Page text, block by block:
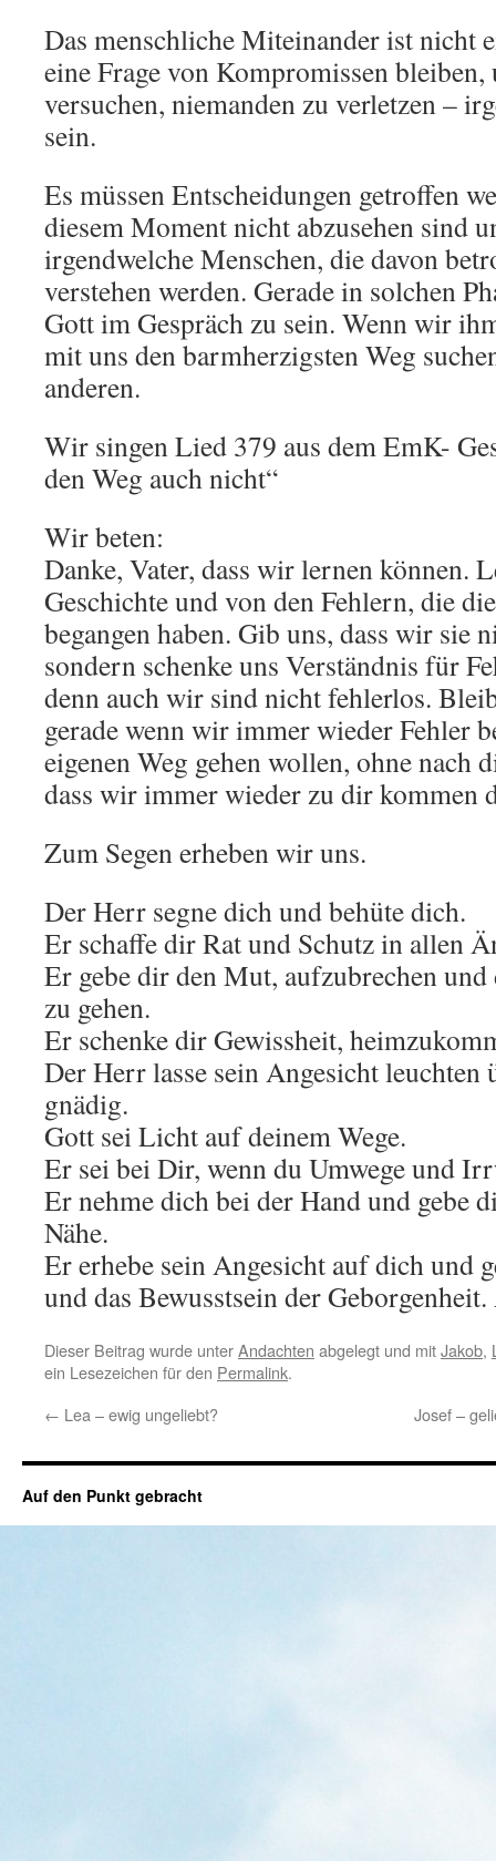
Das menschliche Miteinander ist nicht
eine Frage von Kompromissen
versuchen, niemanden zu verletzen –
sein.
Es müssen Entscheidungen getroffen
diesem Moment nicht abzusehen sind
irgendwelche Menschen, die davon
verstehen werden. Gerade in solchen
Gott im Gespräch zu sein. Wenn wir
mit uns den barmherzigsten Weg
anderen.
Wir singen Lied 379 aus dem EmK-
den Weg auch nicht“
Wir beten:
Danke, Vater, dass wir lernen können.
Geschichte und von den Fehlern, die
begangen haben. Gib uns, dass wir sie
sondern schenke uns Verständnis für
denn auch wir sind nicht fehlerlos.
gerade wenn wir immer wieder Fehler
eigenen Weg gehen wollen, ohne nach
dass wir immer wieder zu dir kommen
Zum Segen erheben wir uns.
Der Herr segne dich und behüte dich.
Er schaffe dir Rat und Schutz in allen
Er gebe dir den Mut, aufzubrechen
zu gehen.
Er schenke dir Gewissheit,
Der Herr lasse sein Angesicht
gnädig.
Gott sei Licht auf deinem Wege.
Er sei bei Dir, wenn du Umwege und
Er nehme dich bei der Hand und gebe
Nähe.
Er erhebe sein Angesicht auf dich und
und das Bewusstsein der
Dieser Beitrag wurde unterAndachten abgelegt und mitJakob,
ein Lesezeichen für den Permalink.
← Lea – ewig ungeliebt? Josef –
Auf den Punkt gebracht